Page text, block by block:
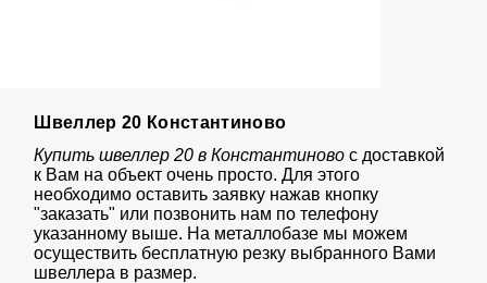
Швеллер 20 Константиново
Купить швеллер 20 в Константиновос доставкой
к Вам на объект очень просто. Для этого
необходимо оставить заявку нажав кнопку
"заказать" или позвонить нам по телефону
указанному выше. На металлобазе мы можем
осуществить бесплатную резку выбранного Вами
швеллера в размер.